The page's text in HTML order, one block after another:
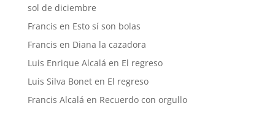
sol de diciembre
Francis en Esto sí son bolas
Francis en Diana la cazadora
Luis Enrique Alcalá en El regreso
Luis Silva Boneten El regreso
Francis Alcalá en Recuerdo con orgullo